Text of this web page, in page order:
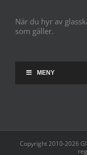
När du hyr av
som gäller.
MENY
Copyright 2010-2026